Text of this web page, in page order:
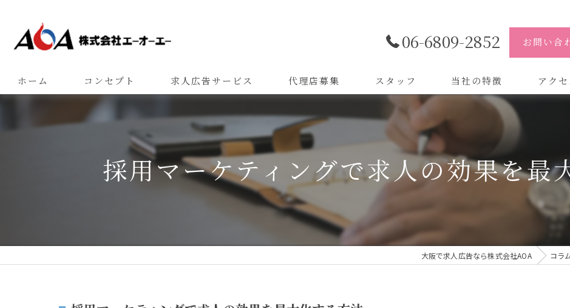
06-6809-2852 お問い合
ホーム コンセプト 求人広告サービス 代理店募集 スタッフ 当社の特徴
代理店
バイトル
アクセ
株式会
株式会社
採用マーケティングで求人の効果を最
大阪で求人広告なら株式会社AOA コラ